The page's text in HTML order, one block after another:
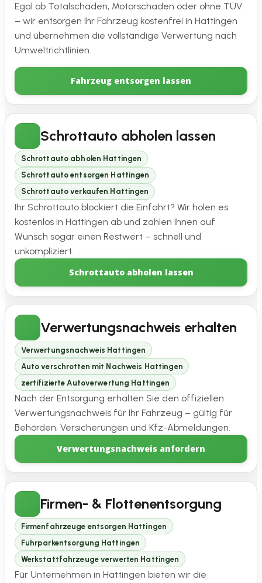
Egal ob Totalschaden, Motorschaden oder ohne TÜV
– wir entsorgen Ihr Fahrzeug kostenfrei in Hattingen
und übernehmen die vollständige Verwertung nach
Umweltrichtlinien.
Fahrzeug entsorgen lassen
Schrottauto abholen lassen
Schrottauto abholen Hattingen
Schrottauto entsorgen Hattingen
Schrottauto verkaufen Hattingen
Ihr Schrottauto blockiert die Einfahrt? Wir holen es
kostenlos in Hattingen ab und zahlen Ihnen auf
Wunsch sogar einen Restwert – schnell und
unkompliziert.
Schrottauto abholen lassen
Verwertungsnachweis erhalten
Verwertungsnachweis Hattingen
Auto verschrotten mit Nachweis Hattingen
zertifizierte Autoverwertung Hattingen
Nach der Entsorgung erhalten Sie den offiziellen
Verwertungsnachweis für Ihr Fahrzeug – gültig für
Behörden, Versicherungen und Kfz-Abmeldungen.
Verwertungsnachweis anfordern
Firmen- & Flottenentsorgung
Firmenfahrzeuge entsorgen Hattingen
Fuhrparkentsorgung Hattingen
Werkstattfahrzeuge verwerten Hattingen
Für Unternehmen in Hattingen bieten wir die